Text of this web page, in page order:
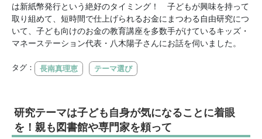
は新紙幣発行という絶好のタイミング！ 子どもが興味を持って
取り組めて、短時間で仕上げられるお金にまつわる自由研究につ
いて、子ども向けのお金の教育講座を多数手がけているキッズ・
マネーステーション代表・八木陽子さんにお話を伺いました。
タグ： 長南真理恵 テーマ選び
研究テーマは子ども自身が気になることに着眼
を！親も図書館や専門家を頼って